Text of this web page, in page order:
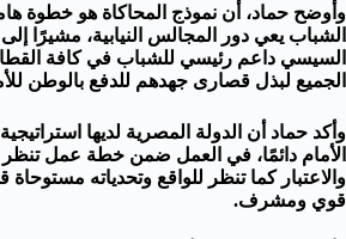
وأوضح حماد، أن نموذج المحاكاة هو خطوة
الشباب يعي دور المجالس النيابية، مشيرًا
السيسي داعم رئيسي للشباب في كافة
الجميع لبذل قصارى جهدهم للدفع بالوطن
وأكد حماد أن الدولة المصرية لديها
الأمام دائمًا، في العمل ضمن خطة عمل تنظر
والاعتبار كما تنظر للواقع وتحدياته
قوي ومشرف.